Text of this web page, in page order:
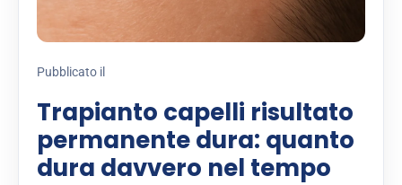
Pubblicato il
Trapianto capelli risultato
permanente dura: quanto
dura davvero nel tempo